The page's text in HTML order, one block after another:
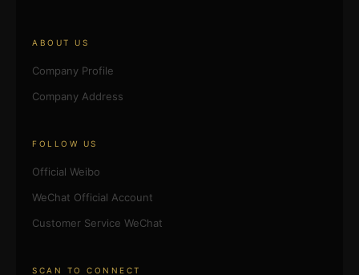
ABOUT US
Company Profile
Company Address
FOLLOW US
Official Weibo
WeChat Official Account
Customer Service WeChat
SCAN TO CONNECT